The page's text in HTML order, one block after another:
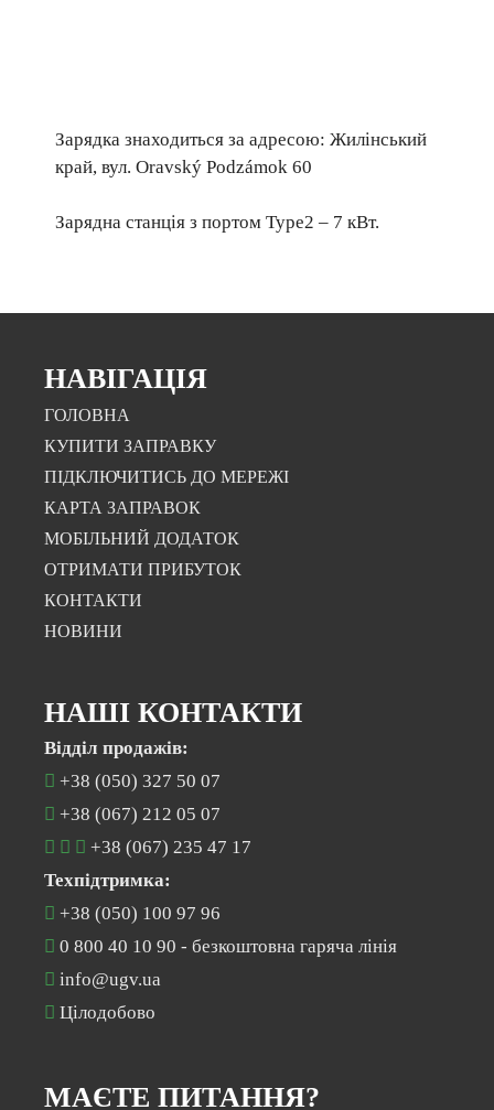
Зарядка знаходиться за адресою: Жилінський
край, вул. Oravský Podzámok 60
Зарядна станція з портом Type2 – 7 кВт.
НАВІГАЦІЯ
ГОЛОВНА
КУПИТИ ЗАПРАВКУ
ПІДКЛЮЧИТИСЬ ДО МЕРЕЖІ
КАРТА ЗАПРАВОК
МОБІЛЬНИЙ ДОДАТОК
ОТРИМАТИ ПРИБУТОК
КОНТАКТИ
НОВИНИ
НАШІ КОНТАКТИ
Відділ продажів:
+38 (050) 327 50 07
+38 (067) 212 05 07
+38 (067) 235 47 17
Техпідтримка:
+38 (050) 100 97 96
0 800 40 10 90 - безкоштовна гаряча лінія
info@ugv.ua
Цілодобово
МАЄТЕ ПИТАННЯ?